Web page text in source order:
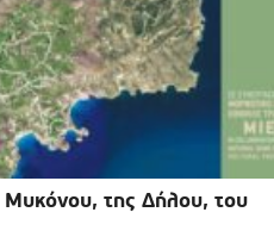
της Δήλου, του